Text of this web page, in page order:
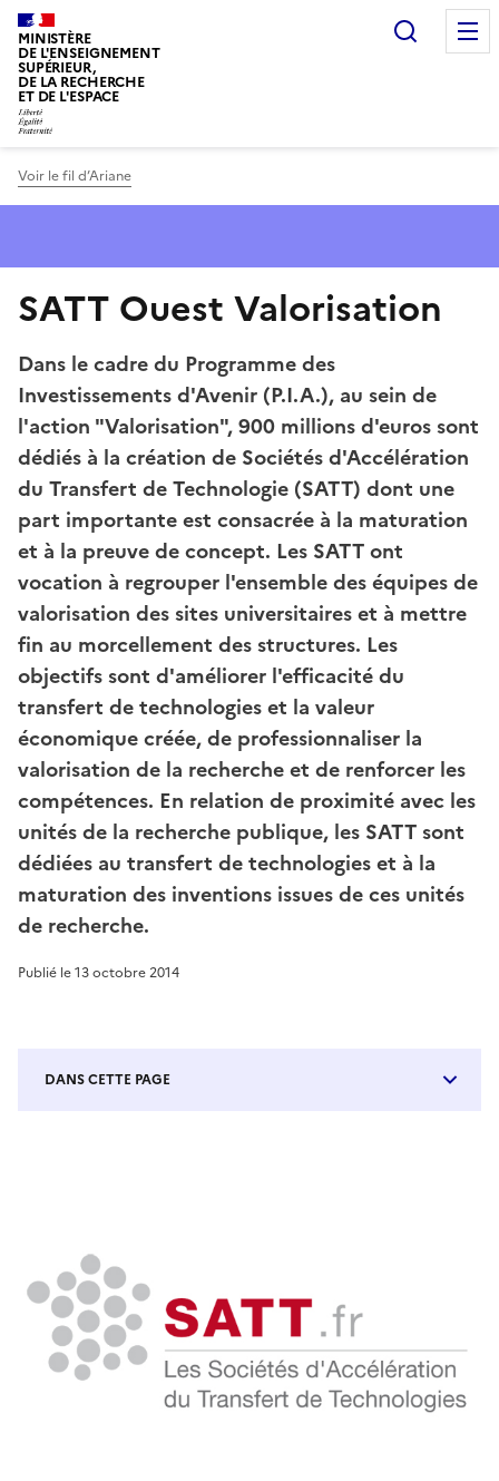
MINISTÈRE
DE L'ENSEIGNEMENT
SUPÉRIEUR,
DE LA RECHERCHE
ET DE L'ESPACE
Voir le fil d’Ariane
SATT Ouest Valorisation
Dans le cadre du Programme des
Investissements d'Avenir (P.I.A.), au sein de
l'action "Valorisation", 900 millions d'euros sont
dédiés à la création de Sociétés d'Accélération
du Transfert de Technologie (SATT) dont une
part importante est consacrée à la maturation
et à la preuve de concept. Les SATT ont
vocation à regrouper l'ensemble des équipes de
valorisation des sites universitaires et à mettre
fin au morcellement des structures. Les
objectifs sont d'améliorer l'efficacité du
transfert de technologies et la valeur
économique créée, de professionnaliser la
valorisation de la recherche et de renforcer les
compétences. En relation de proximité avec les
unités de la recherche publique, les SATT sont
dédiées au transfert de technologies et à la
maturation des inventions issues de ces unités
de recherche.
Publié le13 octobre 2014
DANS CETTE PAGE
Panneau de gestion des cookies